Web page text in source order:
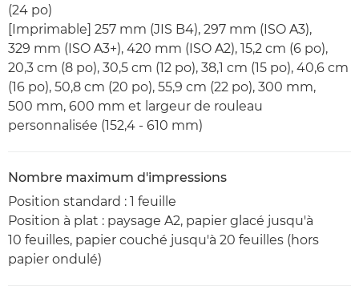
(24 po)
[Imprimable] 257 mm (JIS B4), 297 mm (ISO A3),
329 mm (ISO A3+), 420 mm (ISO A2), 15,2 cm (6 po),
20,3 cm (8 po), 30,5 cm (12 po), 38,1 cm (15 po), 40,6 cm
(16 po), 50,8 cm (20 po), 55,9 cm (22 po), 300 mm,
500 mm, 600 mm et largeur de rouleau
personnalisée (152,4 - 610 mm)
Nombre maximum d'impressions
Position standard : 1 feuille
Position à plat : paysage A2, papier glacé jusqu'à
10 feuilles, papier couché jusqu'à 20 feuilles (hors
papier ondulé)